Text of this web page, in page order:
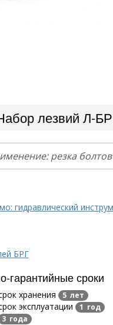
лезвий Л-
резка
гидравлический
БРГ
гарантийные сроки
хранения 5 лет
эксплуатации 1 год
3 года